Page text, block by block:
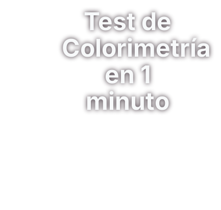
Test de
Colorimetría
en 1
minuto